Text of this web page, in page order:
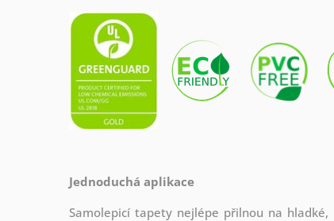
Jednoduchá aplikace
Samolepicí tapety nejlépe přilnou na